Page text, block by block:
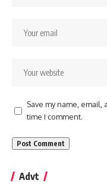
Save my name,
time I comment.
Advt